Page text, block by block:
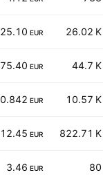
25.10 EUR 26.02 K
75.40 EUR 44.7 K
0.842 EUR 10.57 K
EUR 822.71 K
3.46 EUR 80